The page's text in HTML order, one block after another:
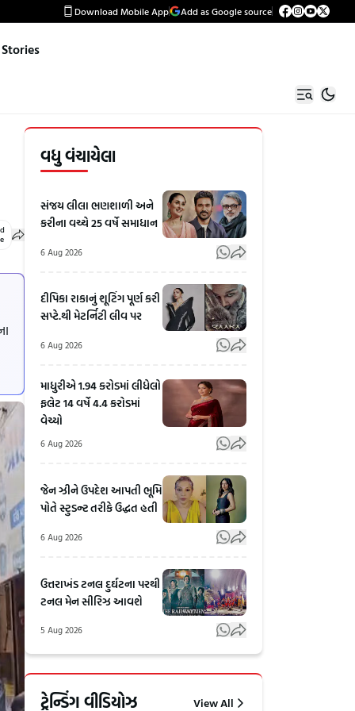
Download Mobile App Add as Google source
વધુ વંચાયેલા
સંજય લીલા ભણશાળી અને
કરીના વચ્ચે 25 વર્ષે સમાધાન
6 Aug 2026
દીપિકા રાકાનું શૂટિંગ પૂર્ણ કરી
સપ્ટે.થી મેટર્નિટી લીવ પર
6 Aug 2026
માધુરીએ 1.94 કરોડમાં લીધેલો
ફલેટ 14 વર્ષે 4.4 કરોડમાં
વેચ્યો
6 Aug 2026
જેન ઝીને ઉપદેશ આપતી ભૂમિ
પોતે સ્ટુડન્ટ તરીકે ઉદ્ધત હતી
6 Aug 2026
ઉત્તરાખંડ ટનલ દુર્ઘટના પરથી
ટનલ મેન સીરિઝ આવશે
5 Aug 2026
ટ્રેન્ડિંગ વીડિયોઝ View All
RSS
Chief
ગુજરાતમાં
જેના પર